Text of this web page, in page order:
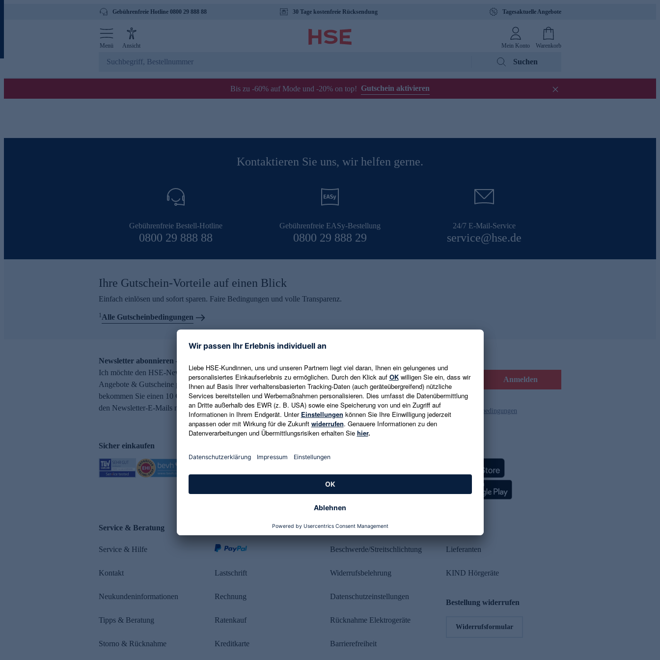
Gebührenfreie Hotline 0800 29 888 88 30 Tage kostenfreie Rücksendung Tagesaktuelle Angebote
Menü Ansicht Mein Konto Warenkorb
Suchen
Bis zu -60% auf Mode und -20% on top! Gutschein aktivieren
Kontaktieren Sie uns, wir helfen gerne.
Gebührenfreie Bestell-Hotline
0800 29 888 88
Gebührenfreie EASy-Bestellung
0800 29 888 29
24/7 E-Mail-Service
service@hse.de
Ihre Gutschein-Vorteile auf einen Blick
Einfach einlösen und sofort sparen. Faire Bedingungen und volle Transparenz.
1Alle Gutscheinbedingungen
Newsletter abonnieren – 10 € Gutschein erhalten
Ich möchte den HSE-Newsletter abonnieren und aktuelle Trends,
Angebote & Gutscheine per E-Mail erhalten. Als Dankeschön
bekommen Sie einen 10 € Gutschein. Eine Abmeldung ist jederzeit in
den Newsletter-E-Mails möglich.
E-Mail-Adresse eingeben Anmelden
Es gelten die Datenschutzrichtlinien und die Gutscheinbedingungen
Sicher einkaufen
Service & Beratung
Service & Hilfe
Kontakt
Neukundeninformationen
Tipps & Beratung
Storno & Rücknahme
Lastschrift
Rechnung
Ratenkauf
Kreditkarte
Rechtliches
Beschwerde/Streitschlichtung
Widerrufsbelehrung
Datenschutzeinstellungen
Rücknahme Elektrogeräte
Barrierefreiheit
Lieferanten
KIND Hörgeräte
Bestellung widerrufen
Widerrufsformular